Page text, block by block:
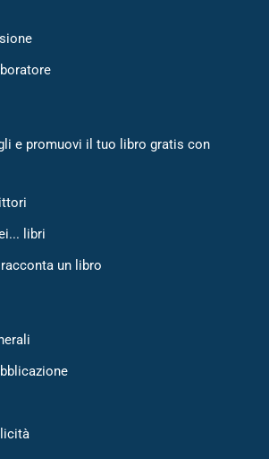
e promuovi il tuo libro gratis con
libri
un libro